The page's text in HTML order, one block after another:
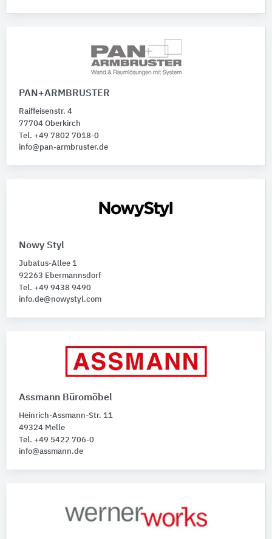
PAN+ARMBRUSTER
Raiffeisenstr. 4
77704 Oberkirch
Tel. +49 7802 7018-0
info@pan-armbruster.de
Nowy Styl
Jubatus-Allee 1
92263 Ebermannsdorf
Tel. +49 9438 9490
info.de@nowystyl.com
Assmann Büromöbel
Heinrich-Assmann-Str. 11
49324 Melle
Tel. +49 5422 706-0
info@assmann.de